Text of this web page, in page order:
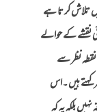
تلاش کر تا ہے
نقشے کے حوالے
نظر سے
کہتے ہیں ۔اس